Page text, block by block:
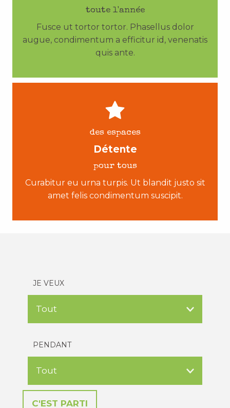
toute l'année
Fusce ut tortor tortor. Phasellus dolor
augue, condimentum a efficitur id, venenatis
quis ante.
des espaces
Détente
pour tous
Curabitur eu urna turpis. Ut blandit justo sit
amet felis condimentum suscipit.
JE VEUX
PENDANT